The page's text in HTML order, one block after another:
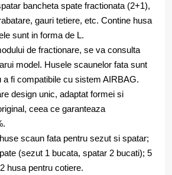
bancheta spate fractionata (2+1),
gauri tetiere, etc. Contine husa
sunt in forma de L.
de fractionare, se va consulta
model. Husele scaunelor fata sunt
a fi compatibile cu sistem AIRBAG.
design unic, adaptat formei si
ceea ce garanteaza
scaun fata pentru sezut si spatar;
(sezut 1 bucata, spatar 2 bucati); 5
husa pentru cotiere.